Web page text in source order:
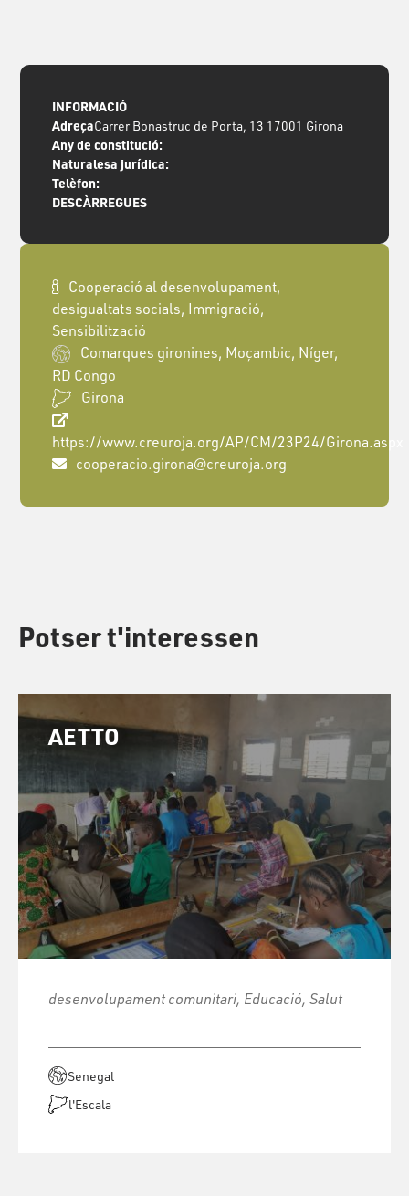
INFORMACIÓ
AdreçaCarrer Bonastruc de Porta, 13 17001 Girona
Any de constitució:
Naturalesa jurídica:
Telèfon:
DESCÀRREGUES
Cooperació al desenvolupament,
desigualtats socials, Immigració,
Sensibilització
Comarques gironines, Moçambic, Níger,
RD Congo
Girona
https://www.creuroja.org/AP/CM/23P24/Girona.aspx
cooperacio.girona@creuroja.org
Potser t'interessen
AETTO
desenvolupament comunitari, Educació, Salut
Senegal
l'Escala